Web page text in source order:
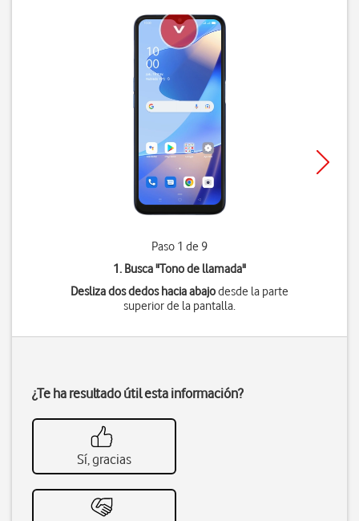
Paso 1 de 9
1. Busca "Tono de llamada"
Desliza dos dedos hacia abajodesde la parte
superior de la pantalla.
¿Te ha resultado útil esta información?
Sí, gracias